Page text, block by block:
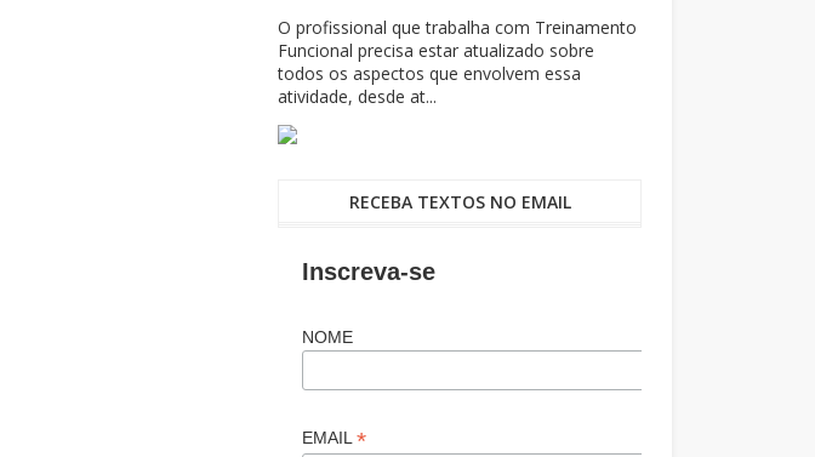
O profissional que trabalha com Treinamento
Funcional precisa estar atualizado sobre
todos os aspectos que envolvem essa
atividade, desde at...
RECEBA TEXTOS NO EMAIL
Inscreva-se
NOME
EMAIL *